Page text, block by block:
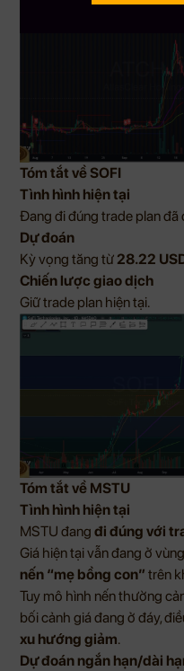
Tóm tắt về SOFI
Tình hình hiện tại
Đang đi đúng trade plan đã
Dự đoán
Kỳ vọng tăng từ 28.22
Chiến lược giao dịch
Giữ trade plan hiện tại.
Tóm tắt về MSTU
Tình hình hiện tại
MSTU đang đi đúng với
Giá hiện tại vẫn đang ở
nến “mẹ bồng con” trên
Tuy mô hình nến thường
bối cảnh giá đang ở đáy,
xu hướng giảm.
Dự đoán ngắn hạn/dài